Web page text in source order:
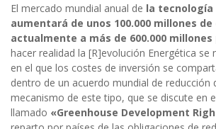
El mercado mundial anual de la tecnología
aumentará de unos 100.000 millones de
actualmente a más de 600.000 millones
hacer realidad la [R]evolución Energética se
en el que los costes de inversión se
dentro de un acuerdo mundial de reducción
mecanismo de este tipo, que se discute en
llamado «Greenhouse Development